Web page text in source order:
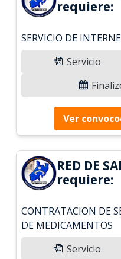
requiere:
SERVICIO DE
Servicio
Ver
RED DE
requiere:
CONTRATACION DE
DE MEDICAMENTOS
Servicio